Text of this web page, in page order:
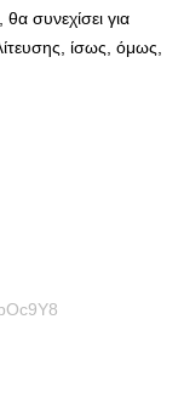
θα συνεχίσει για
ίσως, όμως,